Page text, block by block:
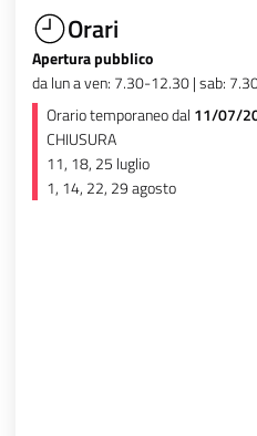
Orari
Apertura pubblico
da lun a ven: 7.30-12.30 | sab:
Orario temporaneo dal 11/07/
CHIUSURA
11, 18, 25 luglio
1, 14, 22, 29 agosto